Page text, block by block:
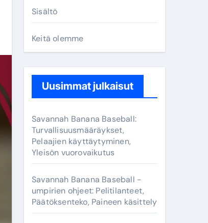
Sisältö
Keitä olemme
Uusimmat julkaisut
Savannah Banana Baseball:
Turvallisuusmääräykset,
Pelaajien käyttäytyminen,
Yleisön vuorovaikutus
Savannah Banana Baseball -
umpirien ohjeet: Pelitilanteet,
Päätöksenteko, Paineen käsittely